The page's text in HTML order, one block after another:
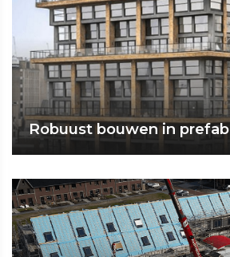
Robuust bouwen in prefab